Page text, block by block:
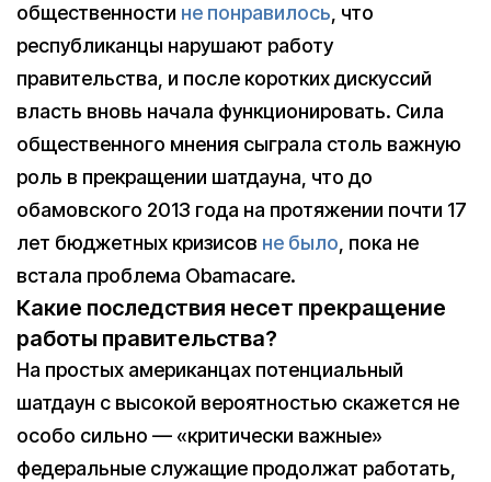
общественности не понравилось, что
республиканцы нарушают работу
правительства, и после коротких дискуссий
власть вновь начала функционировать. Сила
общественного мнения сыграла столь важную
роль в прекращении шатдауна, что до
обамовского 2013 года на протяжении почти 17
лет бюджетных кризисов не было, пока не
встала проблема Obamacare.
Какие последствия несет прекращение
работы правительства?
На простых американцах потенциальный
шатдаун с высокой вероятностью скажется не
особо сильно — «критически важные»
федеральные служащие продолжат работать,